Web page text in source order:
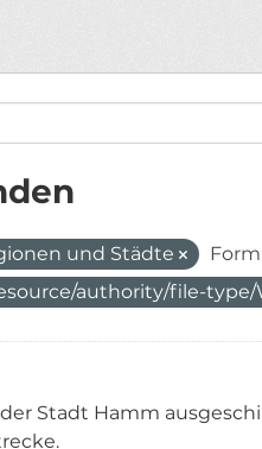
und Städte
authority/file-type/
Stadt Hamm